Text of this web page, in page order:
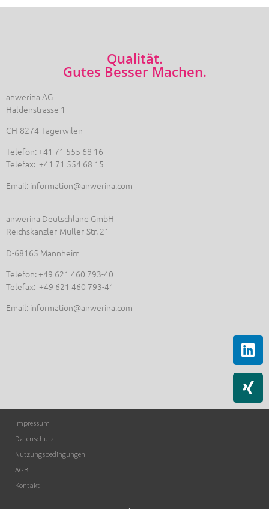
Qualität.
Gutes Besser Machen.
anwerina AG
Haldenstrasse 1
CH-8274 Tägerwilen
Telefon: +41 71 555 68 16
Telefax: +41 71 554 68 15
Email: information@anwerina.com
anwerina Deutschland GmbH
Reichskanzler-Müller-Str. 21
D-68165 Mannheim
Telefon: +49 621 460 793-40
Telefax: +49 621 460 793-41
Email: information@anwerina.com
Impressum
Datenschutz
Nutzungsbedingungen
AGB
Kontakt